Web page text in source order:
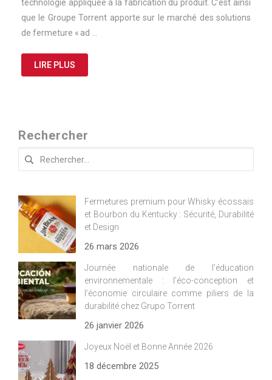
technologie appliquée à la fabrication du produit. C’est ainsi
que le Groupe Torrent apporte sur le marché des solutions
de fermeture « ad …
LIRE PLUS
Rechercher
Rechercher :
Fermetures premium pour Whisky écossais
et Bourbon du Kentucky : Sécurité, Durabilité
et Design
26 mars 2026
Journée nationale de l’éducation
environnementale : l’éco-conception et
l’économie circulaire comme piliers de la
durabilité chez Grupo Torrent
26 janvier 2026
Joyeux Noël et Bonne Année 2026
18 décembre 2025